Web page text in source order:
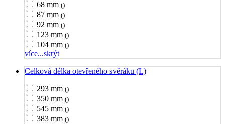
68 mm ()
87 mm ()
92 mm ()
123 mm ()
104 mm ()
více...skrýt
Celková délka otevřeného svěráku (L)
293 mm ()
350 mm ()
545 mm ()
383 mm ()